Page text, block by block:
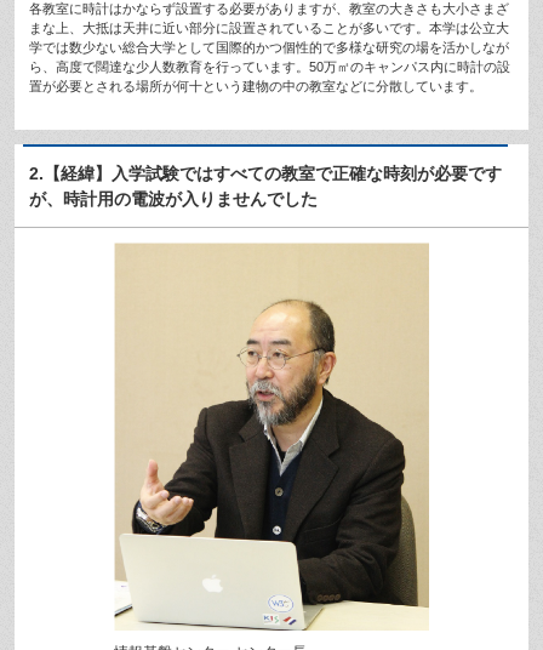
各教室に時計はかならず設置する必要がありますが、教室の大きさも大小さまざ
まな上、大抵は天井に近い部分に設置されていることが多いです。本学は公立大
学では数少ない総合大学として国際的かつ個性的で多様な研究の場を活かしなが
ら、高度で闊達な少人数教育を行っています。50万㎡のキャンパス内に時計の設
置が必要とされる場所が何十という建物の中の教室などに分散しています。
2.【経緯】入学試験ではすべての教室で正確な時刻が必要です
が、時計用の電波が入りませんでした